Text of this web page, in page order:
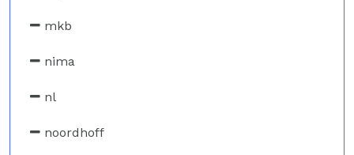
mkb
nima
nl
noordhoff